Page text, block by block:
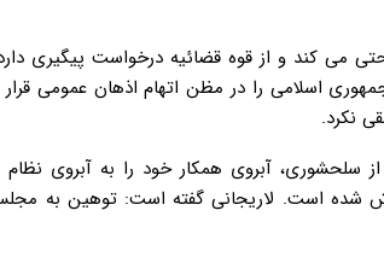
می کند و از قوه قضائیه درخواست پیگیری
اسلامی را در مظن اتهام اذهان عمومی
نکرد.
آبروی همکار خود را به آبروی نظام
شده است. لاریجانی گفته است: توهین به